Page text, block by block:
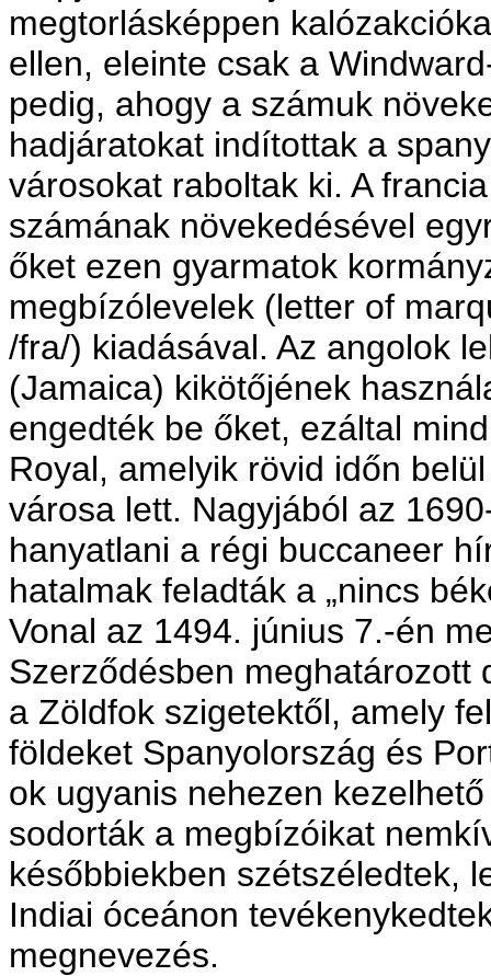
megtorlásképpen
ellen, eleinte csak a
pedig, ahogy a számuk
hadjáratokat indítottak a
városokat raboltak ki. A
számának növekedésével
őket ezen gyarmatok
megbízólevelek (letter of
/fra/) kiadásával. Az angolok
(Jamaica) kikötőjének
engedték be őket, ezáltal
Royal, amelyik rövid időn
városa lett. Nagyjából az
hanyatlani a régi buccaneer
hatalmak feladták a „nincs
Vonal az 1494. június 7.-én
Szerződésben meghatározott
a Zöldfok szigetektől, amely
földeket Spanyolország és
ok ugyanis nehezen
sodorták a megbízóikat
későbbiekben szétszéledtek,
Indiai óceánon
megnevezés.